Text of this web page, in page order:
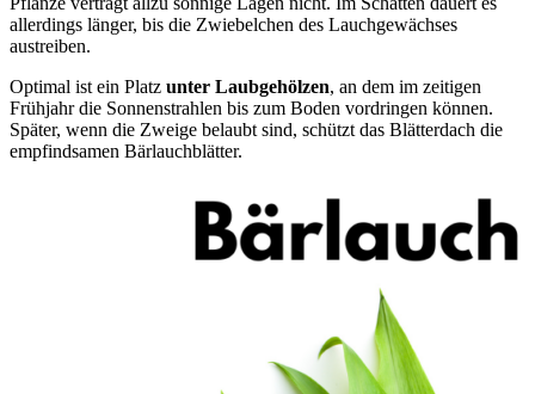
allerdings länger, bis die Zwiebelchen des Lauchgewächses
austreiben.
Optimal ist ein Platz unter Laubgehölzen, an dem im zeitigen
Frühjahr die Sonnenstrahlen bis zum Boden vordringen können.
Später, wenn die Zweige belaubt sind, schützt das Blätterdach die
empfindsamen Bärlauchblätter.